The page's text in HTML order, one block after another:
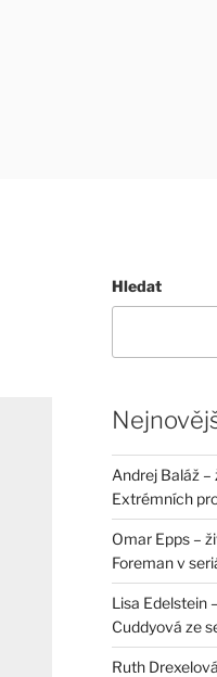
Hledat
Andrej Baláž
Extrémních
Omar Epps –
Foreman v
Lisa Edelstein
Cuddyová ze
Ruth